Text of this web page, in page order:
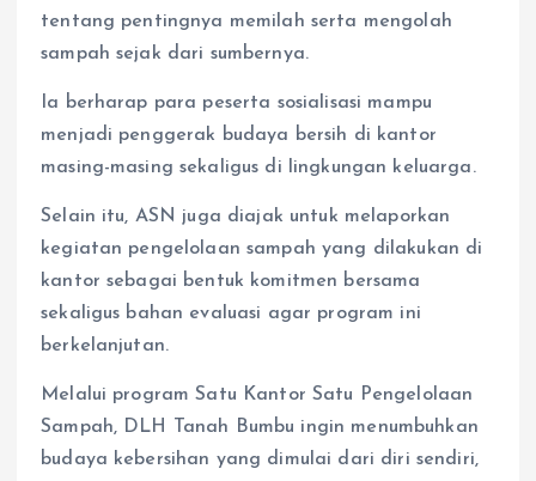
tentang pentingnya memilah serta mengolah
sampah sejak dari sumbernya.
Ia berharap para peserta sosialisasi mampu
menjadi penggerak budaya bersih di kantor
masing-masing sekaligus di lingkungan keluarga.
Selain itu, ASN juga diajak untuk melaporkan
kegiatan pengelolaan sampah yang dilakukan di
kantor sebagai bentuk komitmen bersama
sekaligus bahan evaluasi agar program ini
berkelanjutan.
Melalui program Satu Kantor Satu Pengelolaan
Sampah, DLH Tanah Bumbu ingin menumbuhkan
budaya kebersihan yang dimulai dari diri sendiri,